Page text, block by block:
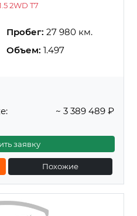
2WD T7
Пробег: 27 980 км.
Объем: 1.497
~ 3 389 489 ₽
заявку
Похожие